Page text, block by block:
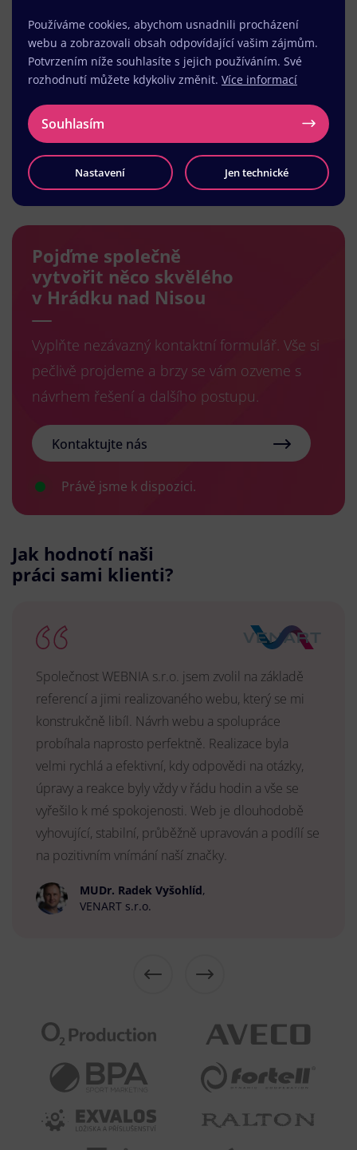
Načíst další
Pojďme společně
vytvořit něco skvělého
v Hrádku nad Nisou
Vyplňte nezávazný kontaktní formulář. Vše si
pečlivě projdeme a brzy se vám ozveme s
návrhem řešení a dalšího postupu.
Kontaktujte nás
Právě jsme k dispozici.
Jak hodnotí naši
práci sami klienti?
Společnost WEBNIA s.r.o. jsem zvolil na základě
referencí a jimi realizovaného webu, který se mi
konstrukčně libíl. Návrh webu a spolupráce
probíhala naprosto perfektně. Realizace byla
velmi rychlá a efektivní, kdy odpovědi na otázky,
úpravy a reakce byly vždy v řádu hodin a vše se
vyřešilo k mé spokojenosti. Web je dlouhodobě
vyhovující, stabilní, průběžně upravován a podílí se
na pozitivním vnímání naší značky.
MUDr. Radek Vyšohlíd,
VENART s.r.o.
Používáme cookies, abychom usnadnili procházení
webu a zobrazovali obsah odpovídající vašim zájmům.
Potvrzením níže souhlasíte s jejich používáním. Své
rozhodnutí můžete kdykoliv změnit. Více informací
Souhlasím
Nastavení Jen technické